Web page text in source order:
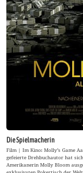
Die Spielmacherin
Film | Im Kino: Molly’s Game
gefeierte Drehbuchautor hat
Amerikanerin Molly Bloom